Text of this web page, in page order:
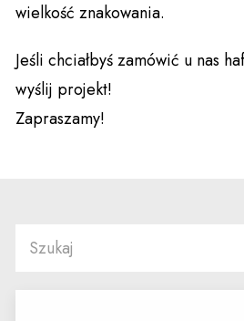
wielkość znakowania.
Jeśli chciałbyś zamówić u nas
wyślij projekt!
Zapraszamy!